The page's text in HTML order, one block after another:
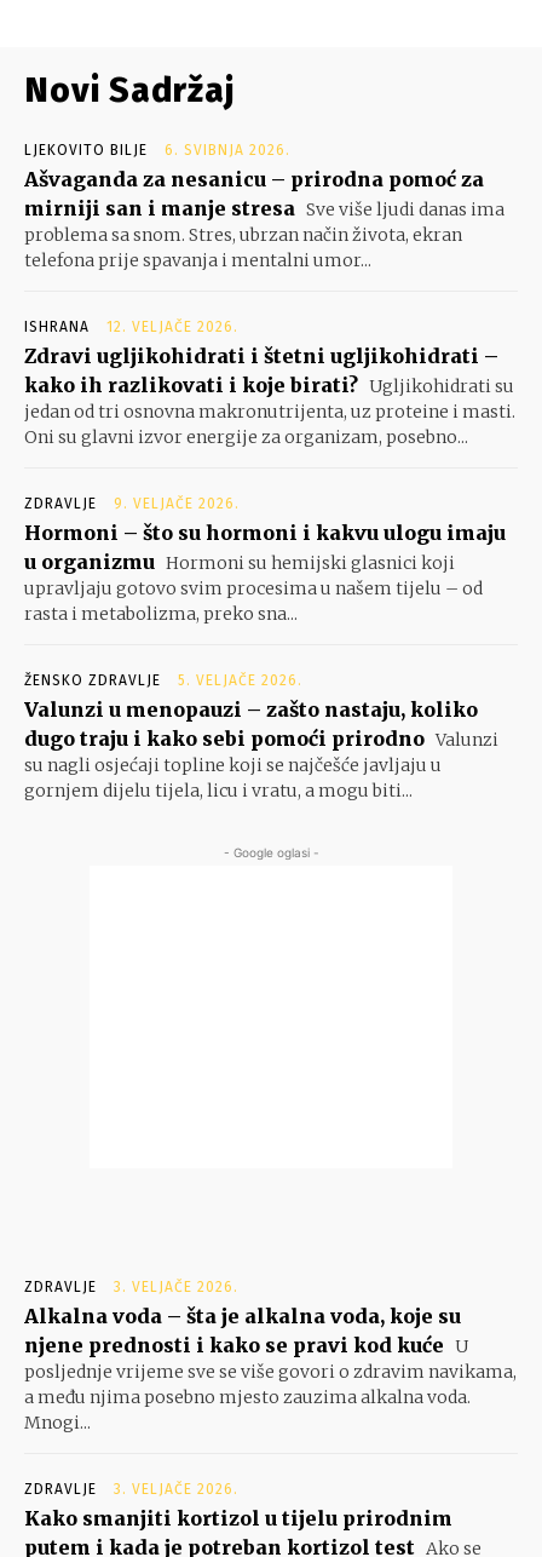
Novi Sadržaj
LJEKOVITO BILJE 6. SVIBNJA 2026.
Ašvaganda za nesanicu – prirodna pomoć za
mirniji san i manje stresa Sve više ljudi danas ima
problema sa snom. Stres, ubrzan način života, ekran
telefona prije spavanja i mentalni umor...
ISHRANA 12. VELJAČE 2026.
Zdravi ugljikohidrati i štetni ugljikohidrati –
kako ih razlikovati i koje birati? Ugljikohidrati su
jedan od tri osnovna makronutrijenta, uz proteine i masti.
Oni su glavni izvor energije za organizam, posebno...
ZDRAVLJE 9. VELJAČE 2026.
Hormoni – što su hormoni i kakvu ulogu imaju
u organizmu Hormoni su hemijski glasnici koji
upravljaju gotovo svim procesima u našem tijelu – od
rasta i metabolizma, preko sna...
ŽENSKO ZDRAVLJE 5. VELJAČE 2026.
Valunzi u menopauzi – zašto nastaju, koliko
dugo traju i kako sebi pomoći prirodno Valunzi
su nagli osjećaji topline koji se najčešće javljaju u
gornjem dijelu tijela, licu i vratu, a mogu biti...
- Google oglasi -
ZDRAVLJE 3. VELJAČE 2026.
Alkalna voda – šta je alkalna voda, koje su
njene prednosti i kako se pravi kod kuće U
posljednje vrijeme sve se više govori o zdravim navikama,
a među njima posebno mjesto zauzima alkalna voda.
Mnogi...
ZDRAVLJE 3. VELJAČE 2026.
Kako smanjiti kortizol u tijelu prirodnim
putem i kada je potreban kortizol test Ako se